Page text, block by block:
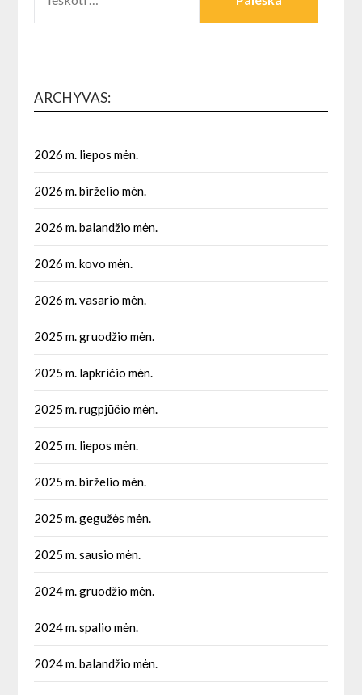
ARCHYVAS:
2026 m. liepos mėn.
2026 m. birželio mėn.
2026 m. balandžio mėn.
2026 m. kovo mėn.
2026 m. vasario mėn.
2025 m. gruodžio mėn.
2025 m. lapkričio mėn.
2025 m. rugpjūčio mėn.
2025 m. liepos mėn.
2025 m. birželio mėn.
2025 m. gegužės mėn.
2025 m. sausio mėn.
2024 m. gruodžio mėn.
2024 m. spalio mėn.
2024 m. balandžio mėn.